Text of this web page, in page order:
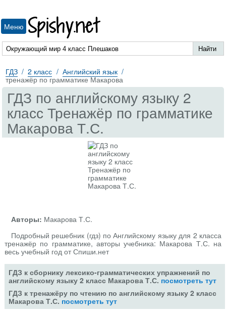
Меню Spishy.net
ГДЗ 2 класс
Английский язык
тренажёр по грамматике Макарова
ГДЗ по английскому языку 2
класс Тренажёр по грамматике
Макарова Т.С.
Авторы: Макарова Т.С.
Подробный решебник (гдз) по Английскому языку для 2 класса
тренажёр по грамматике, авторы учебника: Макарова Т.С. на
весь учебный год от Спиши.нет
ГДЗ к сборнику лексико-грамматических упражнений по
английскому языку 2 класс Макарова Т.С. посмотреть тут
ГДЗ к тренажёру по чтению по английскому языку 2 класс
Макарова Т.С.посмотреть тут